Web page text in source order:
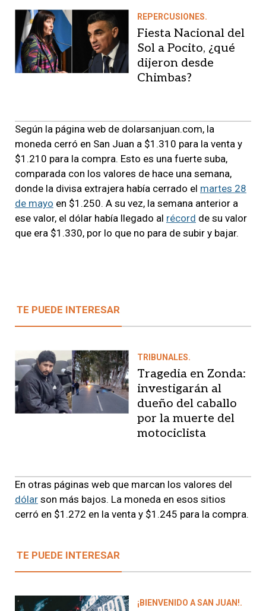
REPERCUSIONES.
Fiesta Nacional del
Sol a Pocito, ¿qué
dijeron desde
Chimbas?
Según la página web de dolarsanjuan.com, la
moneda cerró en San Juan a $1.310 para la venta y
$1.210 para la compra. Esto es una fuerte suba,
comparada con los valores de hace una semana,
donde la divisa extrajera había cerrado el martes 28
de mayo en $1.250. A su vez, la semana anterior a
ese valor, el dólar había llegado al récord de su valor
que era $1.330, por lo que no para de subir y bajar.
TE PUEDE INTERESAR
TRIBUNALES.
Tragedia en Zonda:
investigarán al
dueño del caballo
por la muerte del
motociclista
En otras páginas web que marcan los valores del
dólar son más bajos. La moneda en esos sitios
cerró en $1.272 en la venta y $1.245 para la compra.
TE PUEDE INTERESAR
¡BIENVENIDO A SAN JUAN!.